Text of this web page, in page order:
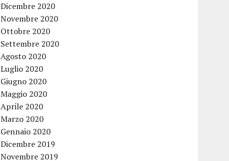
Dicembre 2020
Novembre 2020
Ottobre 2020
Settembre 2020
Agosto 2020
Luglio 2020
Giugno 2020
Maggio 2020
Aprile 2020
Marzo 2020
Gennaio 2020
Dicembre 2019
Novembre 2019